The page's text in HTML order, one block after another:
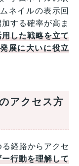
ネイルの表示回
する確率が高ま
した戦略を立て
展に大いに役立
アクセス方
経路からアクセ
ー行動を理解して